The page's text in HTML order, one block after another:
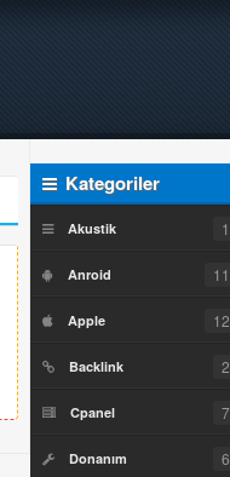
Kategoriler
Akustik 1
Anroid 11
Apple 12
Backlink 2
Cpanel 7
Donanım 6